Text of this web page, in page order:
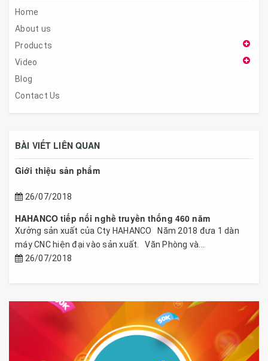
Home
About us
Products
Video
Blog
Contact Us
BÀI VIẾT LIÊN QUAN
Giới thiệu sản phẩm
26/07/2018
HAHANCO tiếp nối nghề truyền thống 460 năm
Xưởng sản xuất của Cty HAHANCO Năm 2018 đưa 1 dàn
máy CNC hiện đại vào sản xuất. Văn Phòng và...
26/07/2018